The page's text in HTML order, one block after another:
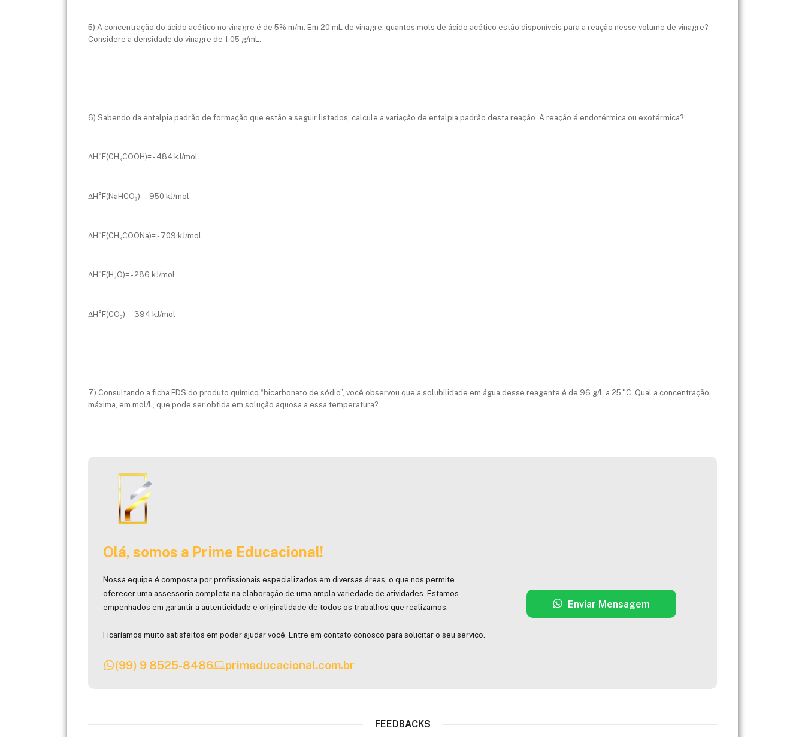
5) A concentração do ácido acético no vinagre é de 5% m/m. Em 20 mL de vinagre, quantos mols de ácido acético estão disponíveis para a reação nesse volume de vinagre?
Considere a densidade do vinagre de 1,05 g/mL.
6) Sabendo da entalpia padrão de formação que estão a seguir listados, calcule a variação de entalpia padrão desta reação. A reação é endotérmica ou exotérmica?
ΔH° F(CH₃COOH)= - 484 kJ/mol
ΔH° F(NaHCO₃)= - 950 kJ/mol
ΔH°F(CH₃COONa)= - 709 kJ/mol
ΔH° F(H₂O)= - 286 kJ/mol
ΔH° F(CO₂)= - 394 kJ/mol
7) Consultando a ficha FDS do produto químico “bicarbonato de sódio”, você observou que a solubilidade em água desse reagente é de 96 g/L a 25 °C. Qual a concentração
máxima, em mol/L, que pode ser obtida em solução aquosa a essa temperatura?
Olá, somos a Prime Educacional!
Nossa equipe é composta por profissionais especializados em diversas áreas, o que nos permite
oferecer uma assessoria completa na elaboração de uma ampla variedade de atividades. Estamos
empenhados em garantir a autenticidade e originalidade de todos os trabalhos que realizamos.
Ficaríamos muito satisfeitos em poder ajudar você. Entre em contato conosco para solicitar o seu serviço.
(99) 9 8525-8486 primeducacional.com.br
Enviar Mensagem
FEEDBACKS